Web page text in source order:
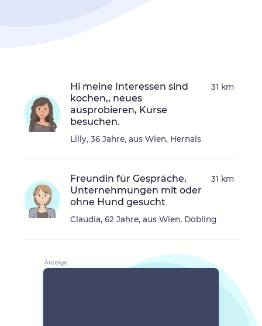
Hi meine Interessen sind
kochen,, neues
ausprobieren, Kurse
besuchen.
Lilly, 36 Jahre, aus Wien, Hernals
31 km
Freundin für Gespräche,
Unternehmungen mit oder
ohne Hund gesucht
Claudia, 62 Jahre, aus Wien, Döbling
31 km